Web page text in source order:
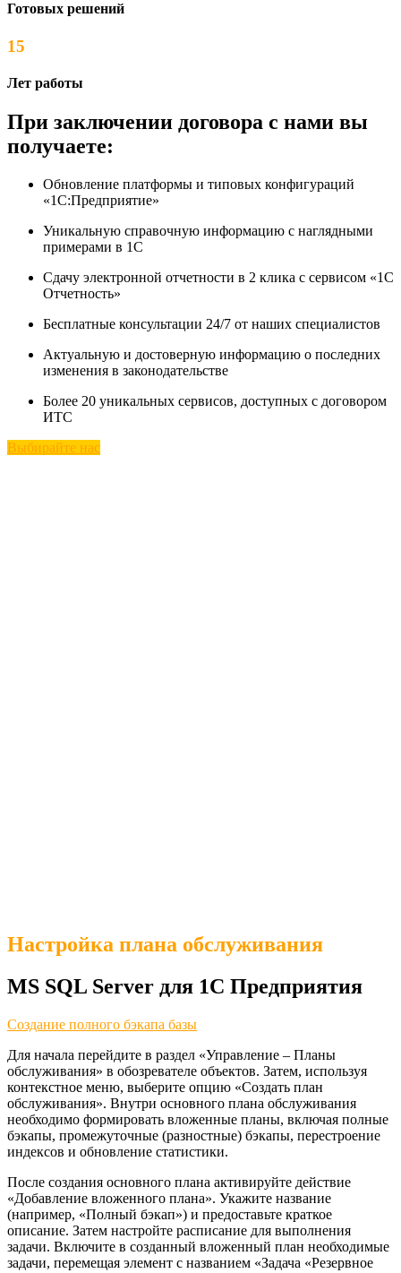
Готовых решений
15
Лет работы
При заключении договора с нами вы
получаете:
Обновление платформы и типовых конфигураций
«1С:Предприятие»
Уникальную справочную информацию с наглядными
примерами в 1С
Сдачу электронной отчетности в 2 клика с сервисом «1С
Отчетность»
Бесплатные консультации 24/7 от наших специалистов
Актуальную и достоверную информацию о последних
изменения в законодательстве
Более 20 уникальных сервисов, доступных с договором
ИТС
Выбирайте нас
Настройка плана обслуживания
MS SQL Server для 1С Предприятия
Создание полного бэкапа базы
Для начала перейдите в раздел «Управление – Планы
обслуживания» в обозревателе объектов. Затем, используя
контекстное меню, выберите опцию «Создать план
обслуживания». Внутри основного плана обслуживания
необходимо формировать вложенные планы, включая полные
бэкапы, промежуточные (разностные) бэкапы, перестроение
индексов и обновление статистики.
После создания основного плана активируйте действие
«Добавление вложенного плана». Укажите название
(например, «Полный бэкап») и предоставьте краткое
описание. Затем настройте расписание для выполнения
задачи. Включите в созданный вложенный план необходимые
задачи, перемещая элемент с названием «Задача «Резервное